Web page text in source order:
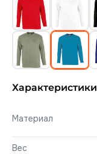
Характеристики
Материал
Вес